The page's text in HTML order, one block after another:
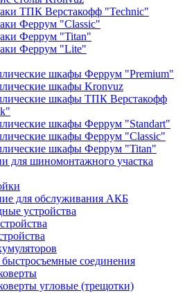
ТПК Верстакофф "Technic"
Феррум "Classic"
Феррум "Titan"
Феррум "Lite"
шкафы Феррум "Premium"
шкафы Kronvuz
шкафы ТПК Верстакофф
шкафы Феррум "Standart"
шкафы Феррум "Classic"
шкафы Феррум "Titan"
для шиномонтажного участка
для обслуживания АКБ
устройства
соединения
угловые (трещотки)